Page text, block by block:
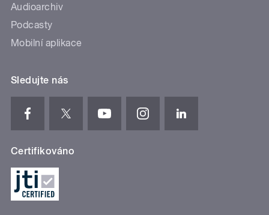
Audioarchiv
Podcasty
Mobilní aplikace
Sledujte nás
Certifikováno